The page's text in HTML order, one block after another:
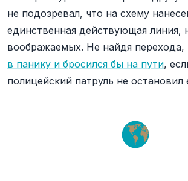
не подозревал, что на схему
единственная действующая линия,
воображаемых. Не найдя
в панику и бросился бы на пути,
полицейский патруль не остановил